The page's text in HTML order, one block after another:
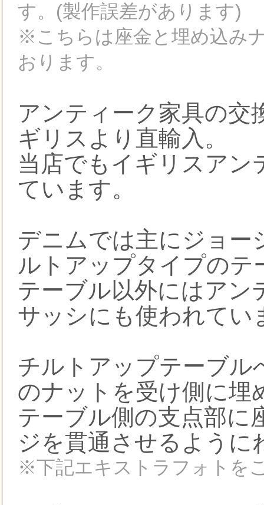
す。(製作誤差があります)
※こちらは座金と埋め込み
おります。
アンティーク家具の交
ギリスより直輸入。
当店でもイギリスアン
ています。
デニムでは主にジョー
ルトアップタイプのテ
テーブル以外にはアン
サッシにも使われてい
チルトアップテーブル
のナットを受け側に埋
テーブル側の支点部に
ジを貫通させるように
※下記エキストラフォトを